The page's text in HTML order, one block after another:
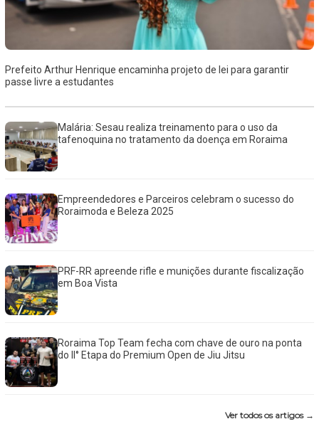
Prefeito Arthur Henrique encaminha projeto de lei para garantir
passe livre a estudantes
Malária: Sesau realiza treinamento para o uso da
tafenoquina no tratamento da doença em Roraima
Empreendedores e Parceiros celebram o sucesso do
Roraimoda e Beleza 2025
PRF-RR apreende rifle e munições durante fiscalização
em Boa Vista
Roraima Top Team fecha com chave de ouro na ponta
do II° Etapa do Premium Open de Jiu Jitsu
Ver todos os artigos →